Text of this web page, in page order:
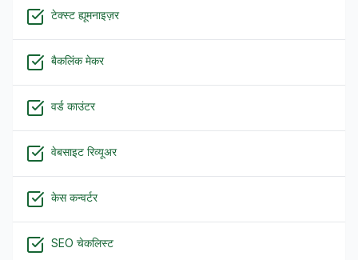
टेक्स्ट ह्यूमनाइज़र
बैकलिंक मेकर
वर्ड काउंटर
वेबसाइट रिव्यूअर
केस कन्वर्टर
SEO चेकलिस्ट